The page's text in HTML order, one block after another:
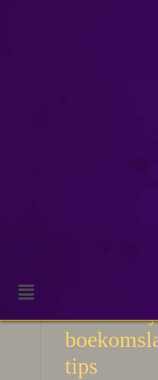
Zo maak
tips